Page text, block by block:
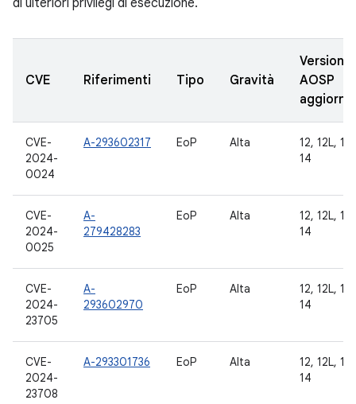
di ulteriori privilegi di esecuzione.
CVE Riferimenti Tipo Gravità
Versioni
AOSP
CVE-
2024-
0024
A-293602317 EoP Alta
12, 12L, 13,
14
CVE-
2024-
0025
A-
279428283
EoP Alta
12, 12L, 13,
14
CVE-
2024-
23705
A-
293602970
EoP Alta
12, 12L, 13,
14
CVE-
2024-
23708
A-293301736 EoP Alta
12, 12L, 13,
14